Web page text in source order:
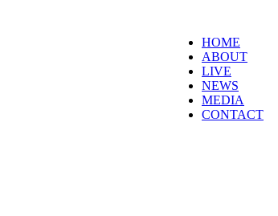
HOME
ABOUT
LIVE
NEWS
MEDIA
CONTACT